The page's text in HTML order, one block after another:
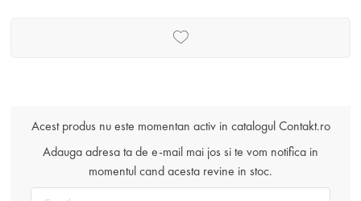
Acest produs nu este momentan activ in catalogul Contakt.ro
Adauga adresa ta de e-mail mai jos si te vom notifica in
momentul cand acesta revine in stoc.